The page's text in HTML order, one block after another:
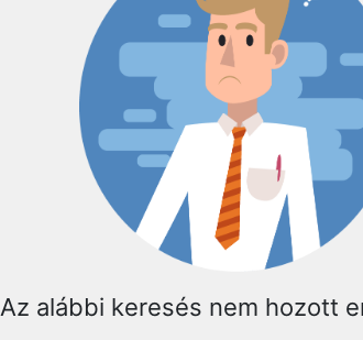
Az alábbi keresés nem hozott